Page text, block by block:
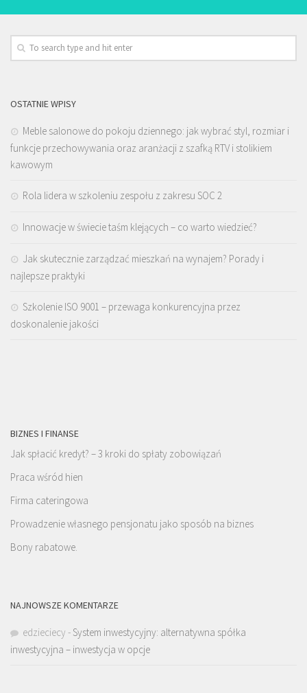
OSTATNIE WPISY
Meble salonowe do pokoju dziennego: jak wybrać styl, rozmiar i
funkcje przechowywania oraz aranżacji z szafką RTV i stolikiem
kawowym
Rola lidera w szkoleniu zespołu z zakresu SOC 2
Innowacje w świecie taśm klejących – co warto wiedzieć?
Jak skutecznie zarządzać mieszkań na wynajem? Porady i
najlepsze praktyki
Szkolenie ISO 9001 – przewaga konkurencyjna przez
doskonalenie jakości
BIZNES I FINANSE
Jak spłacić kredyt? – 3 kroki do spłaty zobowiązań
Praca wśród hien
Firma cateringowa
Prowadzenie własnego pensjonatu jako sposób na biznes
Bony rabatowe.
NAJNOWSZE KOMENTARZE
edzieciecy - System inwestycyjny: alternatywna spółka
inwestycyjna – inwestycja w opcje